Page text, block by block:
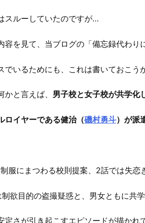
スルーしていたのですが…
容を見て、当ブログの「備忘録代わり
でいるためにも、これは書いておこう
かと言えば、 男子校と女子校が共学化
ロイヤーである健治（磯村勇斗）が派
服にまつわる校則提案、2話では失恋
欲目的の盗撮疑惑と、男女ともに共
定さが引き起こすエピソードが描かれ